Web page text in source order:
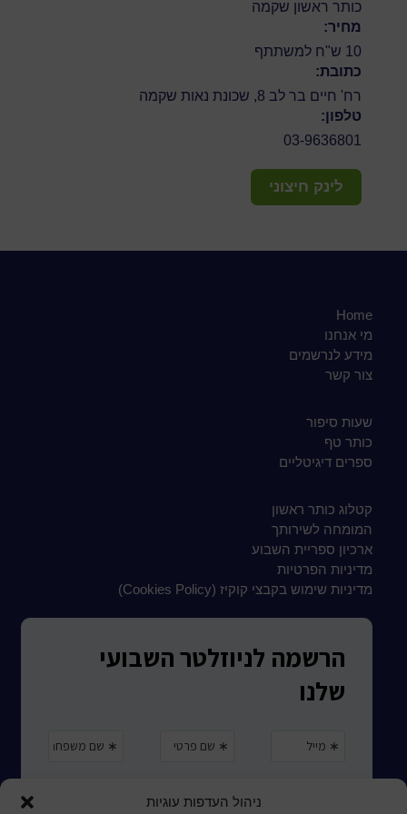
ניהול העדפות עוגיות
כותר ראשון שקמה
מחיר:
10 ש"ח למשתתף
כתובת:
רח' חיים בר לב 8, שכונת נאות שקמה
טלפון:
03-9636801
לינק חיצוני
Home
מי אנחנו
מידע לנרשמים
צור קשר
שעות סיפור
כותר טף
ספרים דיגיטליים
קטלוג כותר ראשון
המומחה לשירותך
ארכיון ספריית השבוע
מדיניות הפרטיות
מדיניות שימוש בקבצי קוקיז (Cookies Policy)